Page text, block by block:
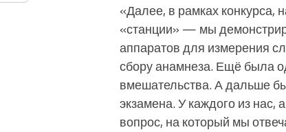
«Далее, в рамках
«станции» — мы
аппаратов для измерения
сбору анамнеза. Ещё была
вмешательства. А дальше
экзамена. У каждого из нас,
вопрос, на который мы